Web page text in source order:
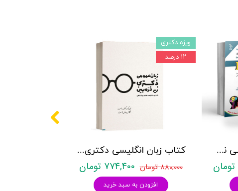
کتاب زبان انگلیسی دکتری زیر ذره بین هادی جهانشاهی
۸۸۰,۰۰۰ تومان ۷۷۴,۴۰۰ تومان
افزودن به سبد خرید
ویژه دکتری
۱۲ درصد
کتاب دکتری روانشناسی نشر آراه - دو جلدی